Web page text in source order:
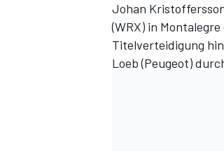
Johan
(WRX) in
Titelverteidigung
Loeb (Peugeot)